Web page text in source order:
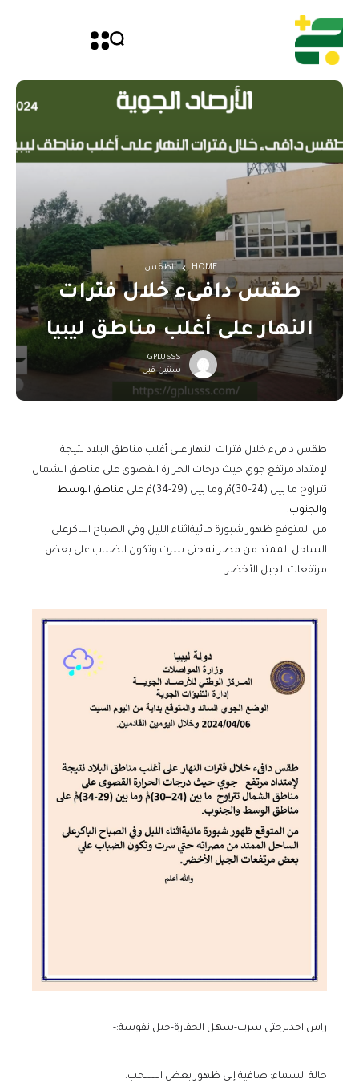
HOME الطقس
طقس دافىء خلال فترات
النهار على أغلب مناطق ليبيا
GPLUSSS
سنتين قبل
طقس دافىء خلال فترات النهار على أغلب مناطق البلاد نتيجة
لإمتداد مرتفع جوي حيث درجات الحرارة القصوى على مناطق الشمال
تتراوح ما بين (24–30)مْ وما بين (29-34)مْ على
مناطق الوسط
والجنوب.
من المتوقع ظهور شبورة مائيةاثناء الليل وفي الصباح الباكرعلى
الساحل الممتد من مصراته حتي سرت وتكون الضباب علي بعض
مرتفعات الجبل الأخضر
راس اجديرحتى سرت-سهل الجفارة-جبل نفوسة:-
حالة السماء: صافية إلى ظهور بعض السحب.